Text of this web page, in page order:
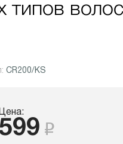
типов волос
CR200/KS
Цена: